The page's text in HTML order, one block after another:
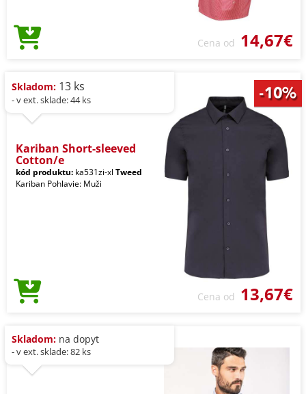
Cena od 14,67€
Skladom: 13 ks
- v ext. sklade: 44 ks
Kariban Short-sleeved
Cotton/e
kód produktu: ka531zi-xl Tweed
Kariban Pohlavie: Muži
Cena od 13,67€
Skladom: na dopyt
- v ext. sklade: 82 ks